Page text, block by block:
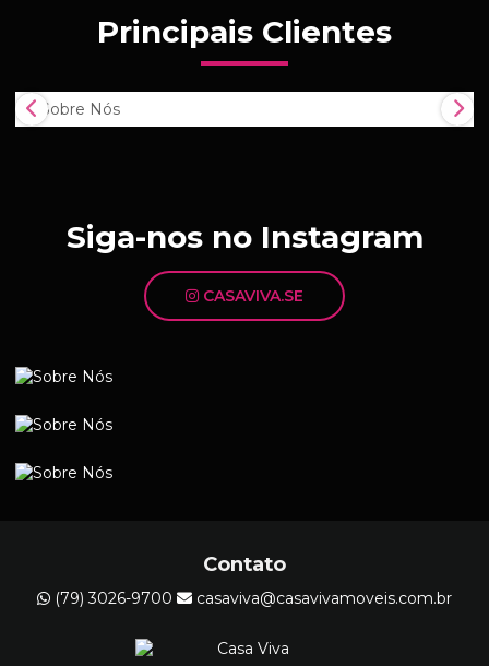
Principais Clientes
Siga-nos no Instagram
CASAVIVA.SE
Contato
(79) 3026-9700 casaviva@casavivamoveis.com.br